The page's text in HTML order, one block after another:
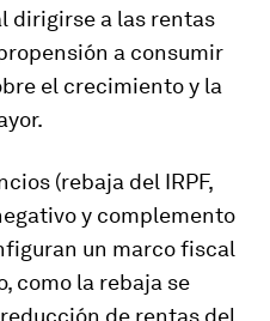
dirigirse a las rentas
a consumir
el crecimiento y la
(rebaja del IRPF,
y complemento
un marco fiscal
como la rebaja se
de rentas del